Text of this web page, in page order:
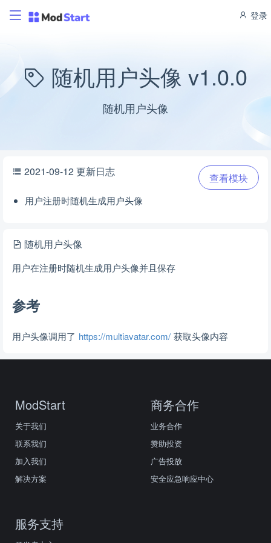
登录
随机用户头像 v1.0.0
随机用户头像
查看模块
2021-09-12 更新日志
用户注册时随机生成用户头像
随机用户头像
用户在注册时随机生成用户头像并且保存
参考
用户头像调用了 https://multiavatar.com/ 获取头像内容
ModStart
关于我们
联系我们
加入我们
解决方案
商务合作
业务合作
赞助投资
广告投放
安全应急响应中心
服务支持